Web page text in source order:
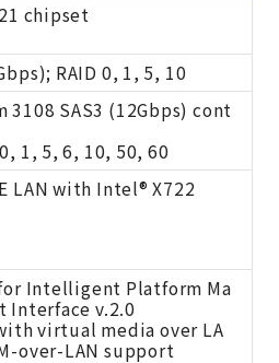
chipset
RAID 0, 1, 5, 10
3108 SAS3 (12Gbps) cont
1, 5, 6, 10, 50, 60
LAN with Intel® X722
Intelligent Platform Ma
Interface v.2.0
virtual media over LA
over-LAN support